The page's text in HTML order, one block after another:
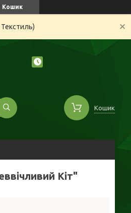
Кошик
Кошик
Кіт"